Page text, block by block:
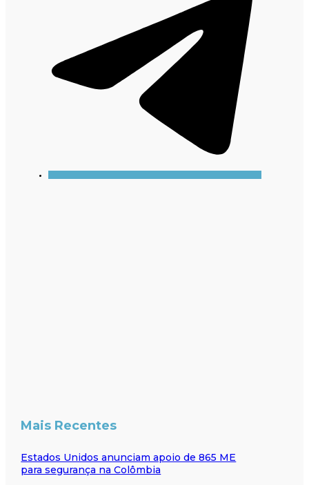
Mais Recentes
Estados Unidos anunciam apoio de 865 ME
para segurança na Colômbia